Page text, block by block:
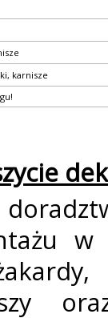
karnisze
w